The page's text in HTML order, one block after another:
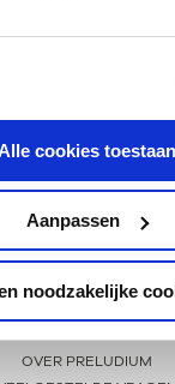
cookies toestaan
Aanpassen
noodzakelijke
Meer informatie
OVER PRELUDIUM